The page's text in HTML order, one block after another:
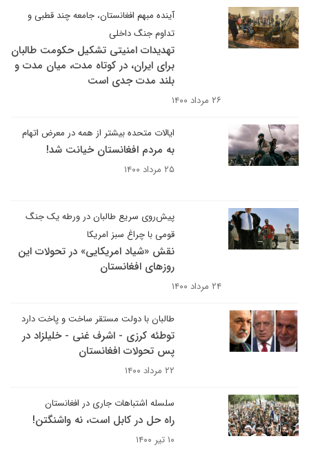
آینده مبهم افغانستان، جامعه چند قطبی و
تداوم جنگ داخلی
تهدیدات امنیتی تشکیل حکومت طالبان
برای ایران، در کوتاه مدت، میان مدت و
بلند مدت جدی است
۲۶ مرداد ۱۴۰۰
ایالات متحده بیشتر از همه در معرض اتهام
به مردم افغانستان خیانت شد!
۲۵ مرداد ۱۴۰۰
پیش‌روی سریع طالبان در ورطه یک جنگ
قومی با چراغ سبز امریکا
نقش «شیاد امریکایی» در تحولات این
روزهای افغانستان
۲۴ مرداد ۱۴۰۰
طالبان با دولت مستقر ساخت و پاخت دارد
توطئه کرزی - اشرف غنی - خلیلزاد در
پس تحولات افغانستان
۲۲ مرداد ۱۴۰۰
سلسله اشتباهات جاری در افغانستان
راه حل در کابل است، نه واشنگتن!
۱۰ تیر ۱۴۰۰